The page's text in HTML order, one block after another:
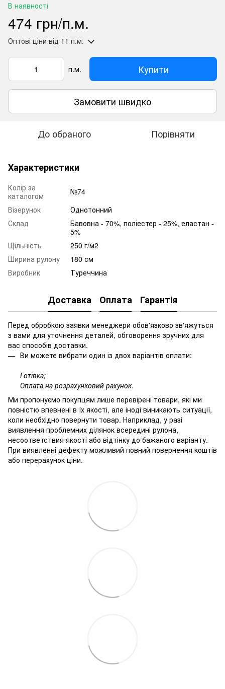
В наявності
474 грн/п.м.
Оптові ціни від 11 п.м.
п.м. Купити
Замовити швидко
До обраного Порівняти
Характеристики
Колір за
каталогом
№74
Візерунок
Однотонний
Склад
Бавовна - 70%, поліестер - 25%, еластан -
5%
Щільність
250 г/м2
Ширина рулону
180 см
Виробник
Туреччина
Доставка Оплата Гарантія
Перед обробкою заявки менеджери обов'язково зв'яжуться
з вами для уточнення деталей, обговорення зручних для
вас способів доставки.
Ви можете вибрати один із двох варіантів оплати:
Готівка;
Оплата на розрахунковий рахунок.
Ми пропонуємо покупцям лише перевірені товари, які ми
повністю впевнені в їх якості, але іноді виникають ситуації,
коли необхідно повернути товар. Наприклад, у разі
виявлення проблемних ділянок всередині рулона,
несоответствия якості або відтінку до бажаного варіанту.
При виявленні дефекту можливий повний повернення коштів
або перерахунок ціни.